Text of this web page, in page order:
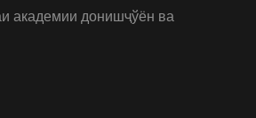
академии донишҷўён ва